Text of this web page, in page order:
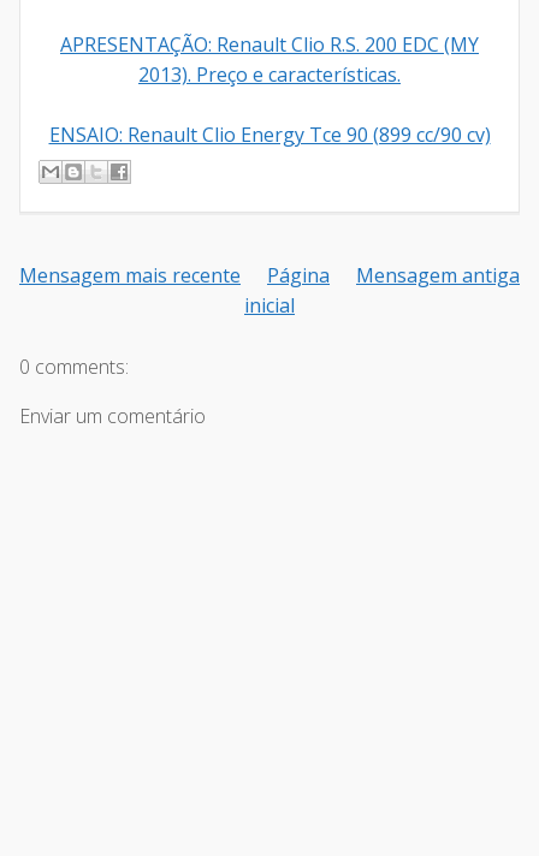
APRESENTAÇÃO: Renault Clio R.S. 200 EDC (MY
2013). Preço e características.
ENSAIO: Renault Clio Energy Tce 90 (899 cc/90 cv)
Mensagem mais recente Mensagem antiga
Página
inicial
0 comments:
Enviar um comentário